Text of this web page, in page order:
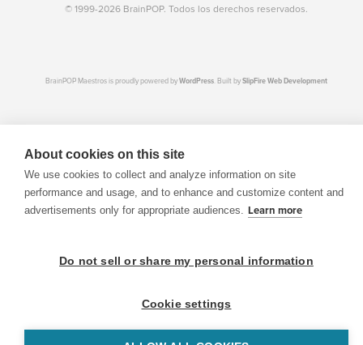
© 1999-2026 BrainPOP. Todos los derechos reservados.
BrainPOP Maestros is proudly powered byWordPress. Built bySlipFire Web Development
About cookies on this site
We use cookies to collect and analyze information on site
performance and usage, and to enhance and customize content and
advertisements only for appropriate audiences. Learn more
Do not sell or share my personal information
Cookie settings